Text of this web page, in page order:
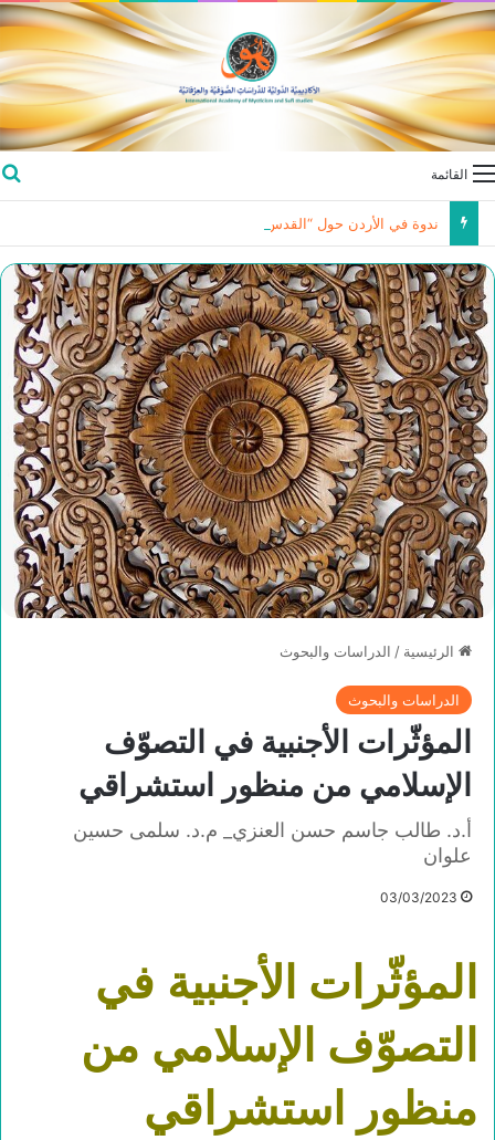
القائمة
الرئيسية / الدراسات والبحوث
الدراسات والبحوث
المؤثّرات الأجنبية في التصوّف
الإسلامي من منظور استشراقي
أ.د. طالب جاسم حسن العنزي_ م.د. سلمى حسين
علوان
03/03/2023
المؤثّرات الأجنبية في
التصوّف الإسلامي من
منظور استشراقي